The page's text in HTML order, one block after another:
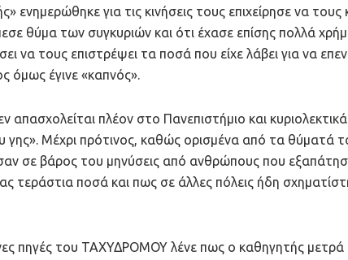
ενημερώθηκε για τις κινήσεις τους επιχείρησε να τους
θύμα των συγκυριών και ότι έχασε επίσης πολλά
να τους επιστρέψει τα ποσά που είχε λάβει για να
όμως έγινε «καπνός».
απασχολείται πλέον στο Πανεπιστήμιο και κυριολεκτικά
Μέχρι πρότινος, καθώς ορισμένα από τα θύματά
σε βάρος του μηνύσεις από ανθρώπους που
τεράστια ποσά και πως σε άλλες πόλεις ήδη
πηγές του ΤΑΧΥΔΡΟΜΟΥ λένε πως ο καθηγητής μετρά